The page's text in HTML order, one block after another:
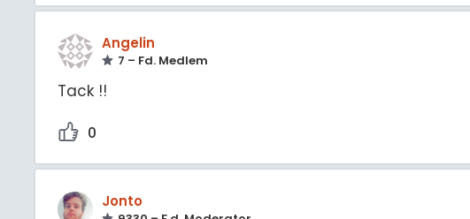
Angelin
7 – Fd. Medlem
Tack !!
0
Jonto